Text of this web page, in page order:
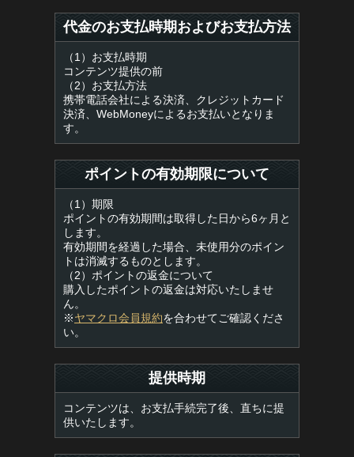
代金のお支払時期およびお支払方法
（1）お支払時期
コンテンツ提供の前
（2）お支払方法
携帯電話会社による決済、クレジットカード
決済、WebMoneyによるお支払いとなりま
す。
ポイントの有効期限について
（1）期限
ポイントの有効期間は取得した日から6ヶ月と
します。
有効期間を経過した場合、未使用分のポイン
トは消滅するものとします。
（2）ポイントの返金について
購入したポイントの返金は対応いたしませ
ん。
※ヤマクロ会員規約を合わせてご確認くださ
い。
提供時期
コンテンツは、お支払手続完了後、直ちに提
供いたします。